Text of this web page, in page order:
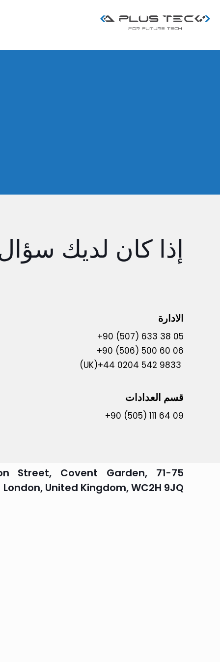
إذا كان لديك
الادارة
+90 (507) 633 38 05
+90 (506) 500 60 06
(UK)+44 0204 542 9833
قسم العدادات
+90 (505) 111 64 09
Street, Covent Garden,
London, United Kingdom, WC2H 9JQ